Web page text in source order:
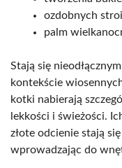
ozdobnych
palm
Stają się
kontekście
kotki nabierają
lekkości i świeżości.
złote odcienie stają
wprowadzając do